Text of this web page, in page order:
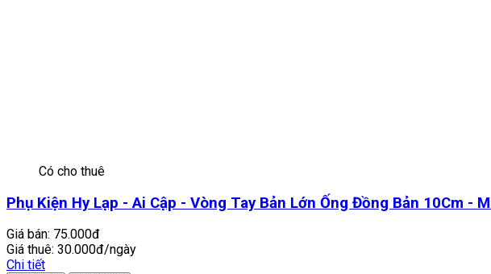
Có cho thuê
Phụ Kiện Hy Lạp - Ai Cập - Vòng Tay Bản Lớn Ống Đồng Bản 10Cm -
Giá bán: 75.000đ
Giá thuê: 30.000đ/ngày
Chi tiết